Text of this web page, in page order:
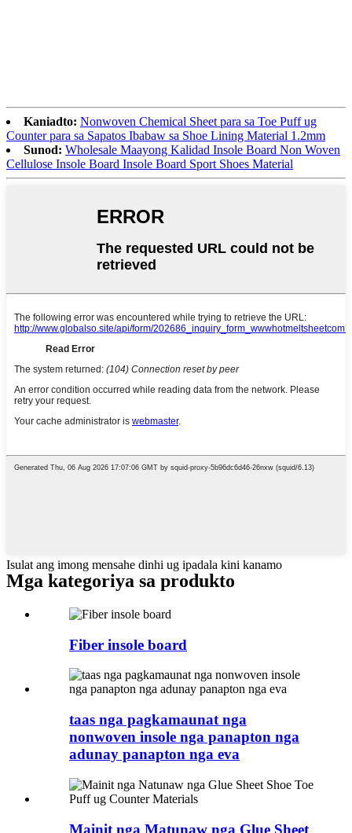
Kaniadto: Nonwoven Chemical Sheet para sa Toe Puff ug
Counter para sa Sapatos Ibabaw sa Shoe Lining Material 1.2mm
Sunod: Wholesale Maayong Kalidad Insole Board Non Woven
Cellulose Insole Board Insole Board Sport Shoes Material
Isulat ang imong mensahe dinhi ug ipadala kini kanamo
Mga kategoriya sa produkto
Fiber insole board
taas nga pagkamaunat nga
nonwoven insole nga panapton nga
adunay panapton nga eva
Mainit nga Matunaw nga Glue Sheet